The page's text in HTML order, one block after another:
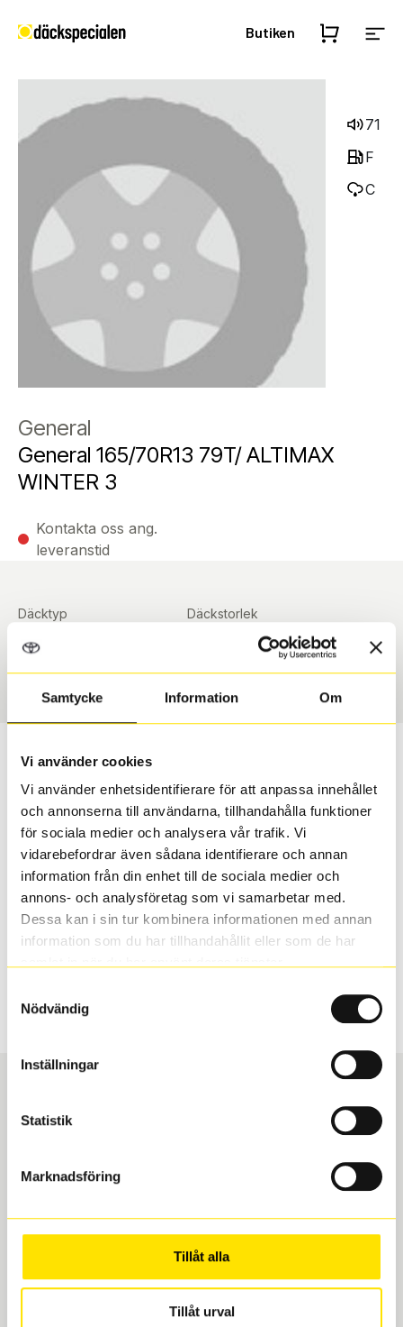
Samtycke Information Om
Vi använder cookies
Vi använder enhetsidentifierare för att anpassa innehållet
och annonserna till användarna, tillhandahålla funktioner
för sociala medier och analysera vår trafik. Vi
vidarebefordrar även sådana identifierare och annan
information från din enhet till de sociala medier och
annons- och analysföretag som vi samarbetar med.
Dessa kan i sin tur kombinera informationen med annan
information som du har tillhandahållit eller som de har
Nödvändig
Inställningar
Statistik
Marknadsföring
Tillåt alla
Tillåt urval
Butiken
71
F
C
General
General 165/70R13 79T/ ALTIMAX
WINTER 3
Kontakta oss ang.
leveranstid
Däcktyp Däckstorlek
165/70 R 13 79T
Art nummer
91017
Passar detta däck min bil?
Ange registreringsnummer för att se om det däck du
valt passar din bilmodell. Om du köper däck som skall
sättas på dina befintliga fälgar, se till att kolla en extra
gång så att däck och fälg har samma dimensioner.
Ibland kan fälgen ha bytts ut under årens lopp och
inte vara samma dimension som bilen hade ut från
fabrik.
S Sök
Boka och hämta hos Däckspecialen
När du beställer dina nya däck eller fälgar hos oss
Göteborg. Välj mellan Hisingen (Bäckebol) eller
upphämtning eller service. När vi byter dina däck ser
vi till att de uppfyller alla krav för en säker körning.